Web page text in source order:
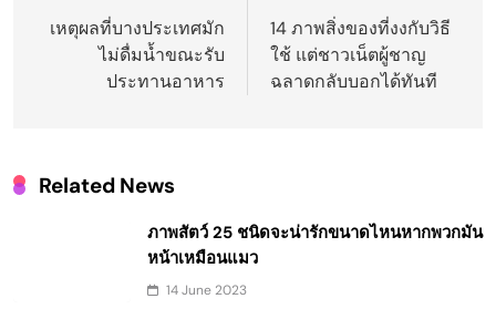
navigation
เหตุผลที่บางประเทศมัก
ไม่ดื่มน้ำขณะรับ
ประทานอาหาร
14 ภาพสิ่งของที่​งงกับวิธี
ใช้ แต่ชาวเน็ตผู้ชาญ
ฉลาดกลับบอกได้ทันที
Related News
ภาพสัตว์ 25 ชนิดจะน่ารักขนาดไหนหากพวกมัน
หน้าเหมือนแมว
14 June 2023